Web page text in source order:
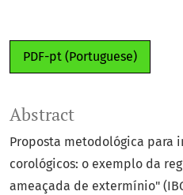
PDF-pt (Portuguese)
Abstract
Proposta metodológica para
corológicos: o exemplo da
ameaçada de extermínio"